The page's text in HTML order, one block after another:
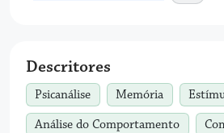
Descritores
Psicanálise Memória
Análise do Comportamento